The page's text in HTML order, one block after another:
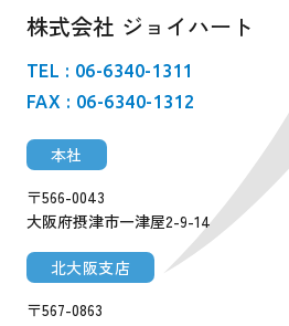
株式会社 ジョイハート
TEL : 06-6340-1311
FAX : 06-6340-1312
本社
〒566-0043
大阪府摂津市一津屋2-9-14
北大阪支店
〒567-0863